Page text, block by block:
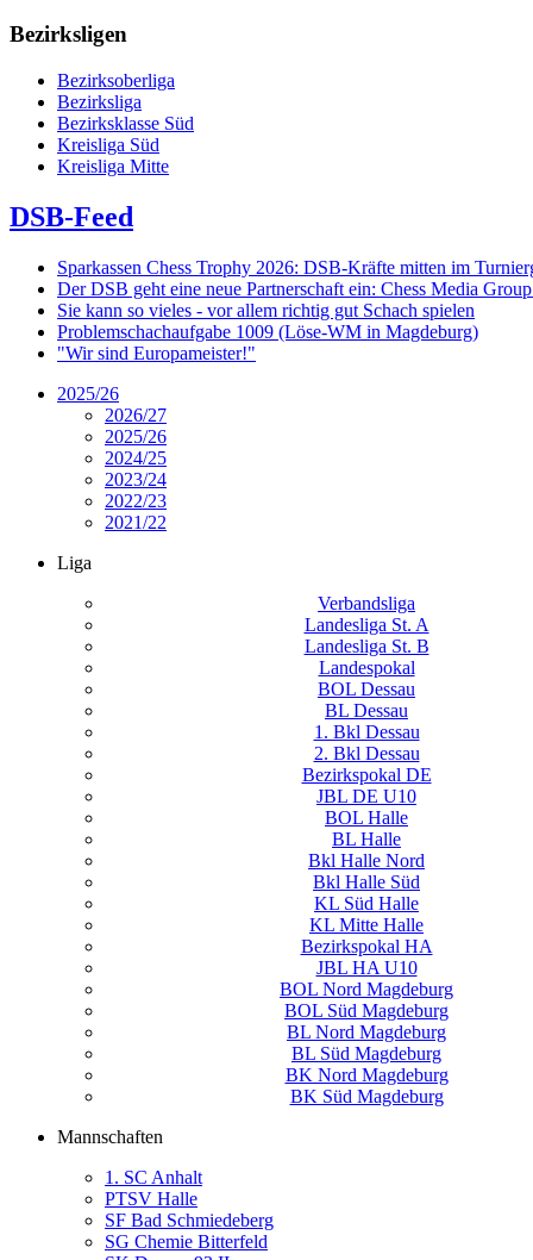
Bezirksligen
Bezirksoberliga
Bezirksliga
Bezirksklasse Süd
Kreisliga Süd
Kreisliga Mitte
DSB-Feed
Sparkassen Chess Trophy 2026: DSB-Kräfte mitten im
Der DSB geht eine neue Partnerschaft ein: Chess Media
Sie kann so vieles - vor allem richtig gut Schach spielen
Problemschachaufgabe 1009 (Löse-WM in Magdeburg)
"Wir sind Europameister!"
2025/26
2026/27
2025/26
2024/25
2023/24
2022/23
2021/22
Liga
Verbandsliga
Landesliga St. A
Landesliga St. B
Landespokal
BOL Dessau
BL Dessau
1. Bkl Dessau
2. Bkl Dessau
Bezirkspokal DE
JBL DE U10
BOL Halle
BL Halle
Bkl Halle Nord
Bkl Halle Süd
KL Süd Halle
KL Mitte Halle
Bezirkspokal HA
JBL HA U10
BOL Nord Magdeburg
BOL Süd Magdeburg
BL Nord Magdeburg
BL Süd Magdeburg
BK Nord Magdeburg
BK Süd Magdeburg
Mannschaften
1. SC Anhalt
PTSV Halle
SF Bad Schmiedeberg
SG Chemie Bitterfeld